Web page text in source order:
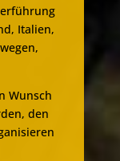
Italien,
Wunsch
den